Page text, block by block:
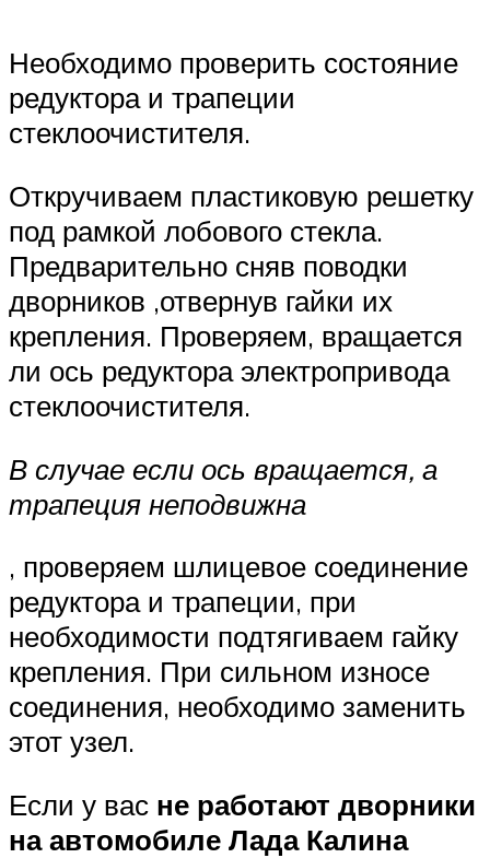
Необходимо проверить состояние
редуктора и трапеции
стеклоочистителя.
Откручиваем пластиковую решетку
под рамкой лобового стекла.
Предварительно сняв поводки
дворников ,отвернув гайки их
крепления. Проверяем, вращается
ли ось редуктора электропривода
стеклоочистителя.
В случае если ось вращается, а
трапеция неподвижна
, проверяем шлицевое соединение
редуктора и трапеции, при
необходимости подтягиваем гайку
крепления. При сильном износе
соединения, необходимо заменить
этот узел.
Если у вас не работают дворники
на автомобиле Лада Калина